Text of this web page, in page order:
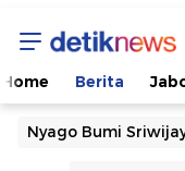
Home Berita
Nyago Bumi